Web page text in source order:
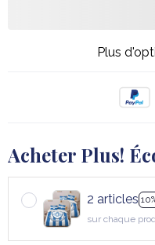
Plus
Acheter Plus!
2 articles
sur chaque